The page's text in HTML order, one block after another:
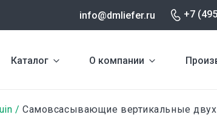
info@dmliefer.ru +7
Каталог О компании
Самовсасывающие вертикальные